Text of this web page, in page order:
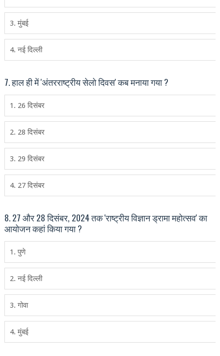
3. मुंबई
4. नई दिल्ली
7. हाल ही में 'अंतरराष्ट्रीय सेलो दिवस' कब मनाया गया ?
1. 26 दिसंबर
2. 28 दिसंबर
3. 29 दिसंबर
4. 27 दिसंबर
8. 27 और 28 दिसंबर, 2024 तक 'राष्ट्रीय विज्ञान ड्रामा महोत्सव' का
आयोजन कहां किया गया ?
1. पुणे
2. नई दिल्‍ली
3. गोवा
4. मुंबई